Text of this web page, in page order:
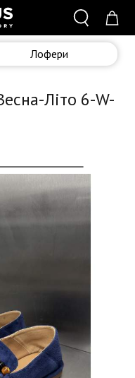
Лофери
Літо 6-W-